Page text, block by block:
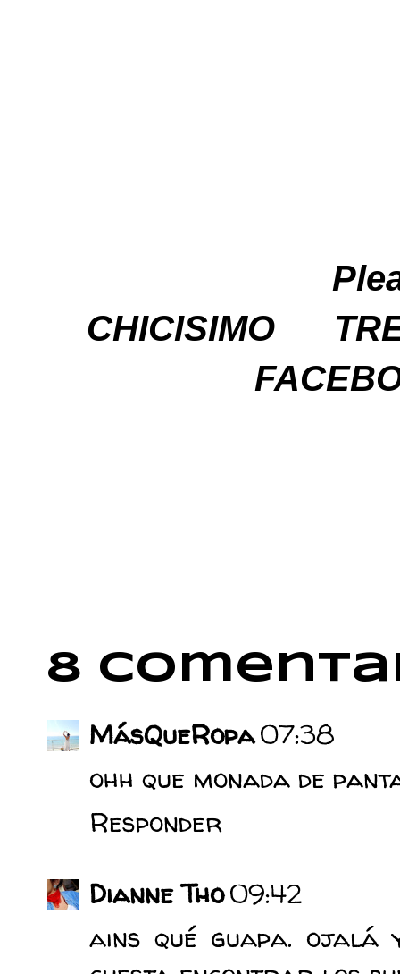
CHICISIMO
8
MásQueRopa07:38
ohh que monada de
Responder
Dianne Tho09:42
ains qué guapa. ojalá